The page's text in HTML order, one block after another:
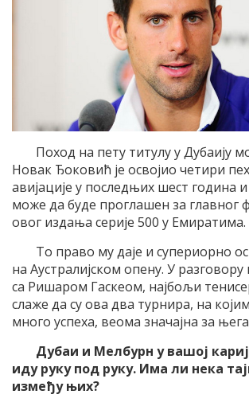
Поход на пету титулу у Дубаију
Новак Ђоковић је освојио четири
авијације у последњих шест година
може да буде проглашен за главног
овог издања серије 500 у Емиратима.
То право му даје и супериорно
на Аустралијском опену. У
са Ришаром Гаскеом, најбољи
слаже да су ова два турнира, на
много успеха, веома значајна за
Дубаи и Мелбурн у вашој
иду руку под руку. Има ли нека
између њих?